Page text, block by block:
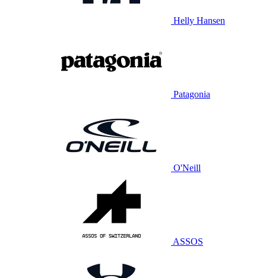
Helly Hansen
Patagonia
O'Neill
ASSOS